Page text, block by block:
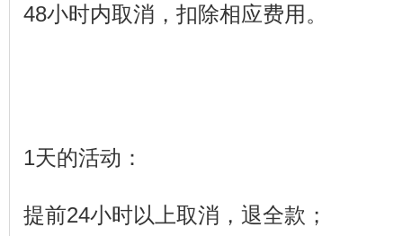
48小时内取消，扣除相应费用。
1天的活动：
提前24小时以上取消，退全款；